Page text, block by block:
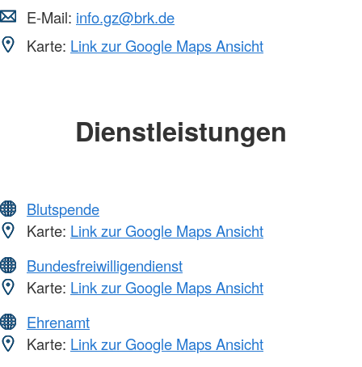
E-Mail: info.gz@brk.de
Karte: Link zur Google Maps Ansicht
Dienstleistungen
Blutspende
Karte: Link zur Google Maps Ansicht
Bundesfreiwilligendienst
Karte: Link zur Google Maps Ansicht
Ehrenamt
Karte: Link zur Google Maps Ansicht